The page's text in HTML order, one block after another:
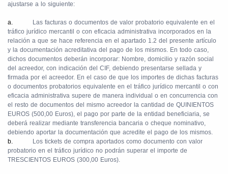
ajustarse a lo siguiente:
a.
Las facturas o documentos de valor probatorio equivalente en el
tráfico jurídico mercantil o con eficacia administrativa incorporados en la
relación a que se hace referencia en el apartado 1.2 del presente artículo
y la documentación acreditativa del pago de los mismos. En todo caso,
dichos documentos deberán incorporar: Nombre, domicilio y razón social
del acreedor, con indicación del CIF, debiendo presentarse sellada y
firmada por el acreedor. En el caso de que los importes de dichas facturas
o documentos probatorios equivalente en el tráfico jurídico mercantil o con
eficacia administrativa supere de manera individual o en concurrencia con
el resto de documentos del mismo acreedor la cantidad de QUINIENTOS
EUROS (500,00 Euros), el pago por parte de la entidad beneficiaria, se
deberá realizar mediante transferencia bancaria o cheque nominativo,
debiendo aportar la documentación que acredite el pago de los mismos.
b.
Los tickets de compra aportados como documento con valor
probatorio en el tráfico jurídico no podrán superar el importe de
TRESCIENTOS EUROS (300,00 Euros).